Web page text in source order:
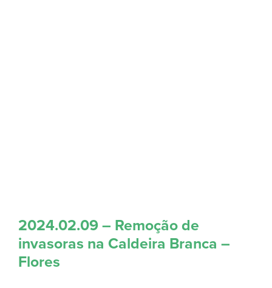
2024.02.09 – Remoção de
invasoras na Caldeira Branca –
Flores